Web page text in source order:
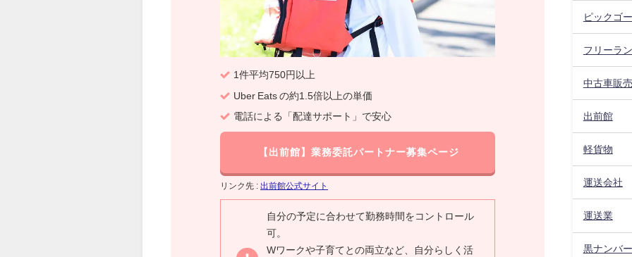
1件平均750円以上
Uber Eats の約1.5倍以上の単価
電話による「配達サポート」で安心
【出前館】業務委託パートナー募集ページ
リンク先 : 出前館公式サイト
自分の予定に合わせて勤務時間をコントロール
可。
Wワークや子育てとの両立など、自分らしく活
ピックゴー
フリーラ
中古車販
出前館
軽貨物
運送会社
運送業
黒ナンバー